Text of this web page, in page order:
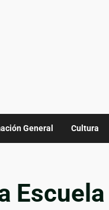
General Cultura
Escuela